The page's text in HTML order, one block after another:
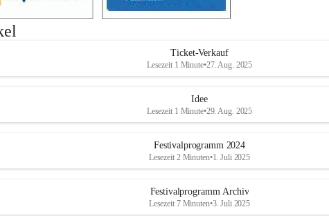
Ticket-Verkauf
Lesezeit 1 Minute•27. Aug. 2025
Idee
Lesezeit 1 Minute•29. Aug. 2025
Festivalprogramm 2024
Lesezeit 2 Minuten•1. Juli 2025
Festivalprogramm Archiv
Lesezeit 7 Minuten•3. Juli 2025